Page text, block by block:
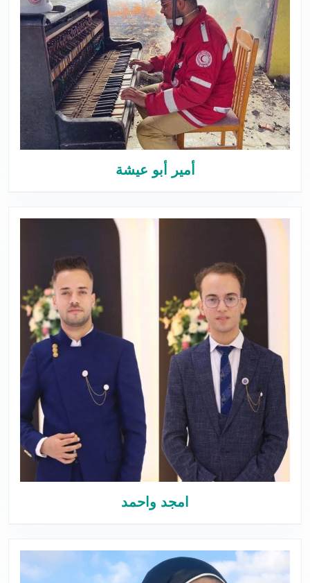
أمير أبو عيشة
امجد واحمد